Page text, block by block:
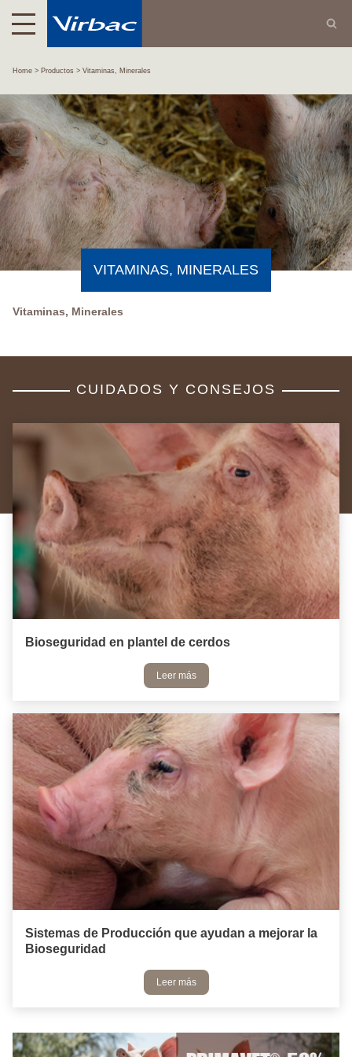
Home Productos Vitaminas, Minerales
VITAMINAS, MINERALES
Vitaminas, Minerales
CUIDADOS Y CONSEJOS
Leer más
Bioseguridad en plantel de cerdos
Leer más
Sistemas de Producción que ayudan a mejorar la
Bioseguridad